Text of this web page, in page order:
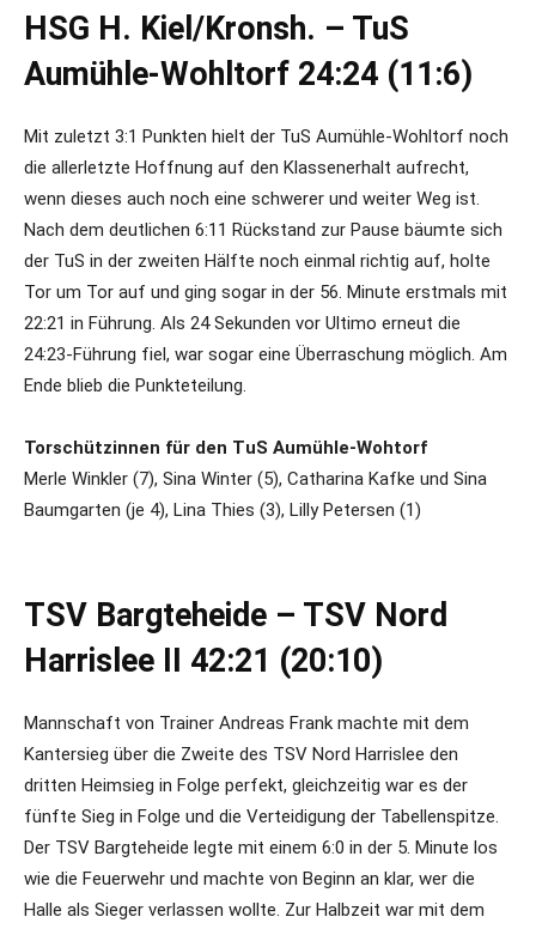
HSG H. Kiel/Kronsh. – TuS
Aumühle-Wohltorf 24:24 (11:6)
Mit zuletzt 3:1 Punkten hielt der TuS Aumühle-Wohltorf noch
die allerletzte Hoffnung auf den Klassenerhalt aufrecht,
wenn dieses auch noch eine schwerer und weiter Weg ist.
Nach dem deutlichen 6:11 Rückstand zur Pause bäumte sich
der TuS in der zweiten Hälfte noch einmal richtig auf, holte
Tor um Tor auf und ging sogar in der 56. Minute erstmals mit
22:21 in Führung. Als 24 Sekunden vor Ultimo erneut die
24:23-Führung fiel, war sogar eine Überraschung möglich. Am
Ende blieb die Punkteteilung.
Torschützinnen für den TuS Aumühle-Wohtorf
Merle Winkler (7), Sina Winter (5), Catharina Kafke und Sina
Baumgarten (je 4), Lina Thies (3), Lilly Petersen (1)
TSV Bargteheide – TSV Nord
Harrislee II 42:21 (20:10)
Mannschaft von Trainer Andreas Frank machte mit dem
Kantersieg über die Zweite des TSV Nord Harrislee den
dritten Heimsieg in Folge perfekt, gleichzeitig war es der
fünfte Sieg in Folge und die Verteidigung der Tabellenspitze.
Der TSV Bargteheide legte mit einem 6:0 in der 5. Minute los
wie die Feuerwehr und machte von Beginn an klar, wer die
Halle als Sieger verlassen wollte. Zur Halbzeit war mit dem